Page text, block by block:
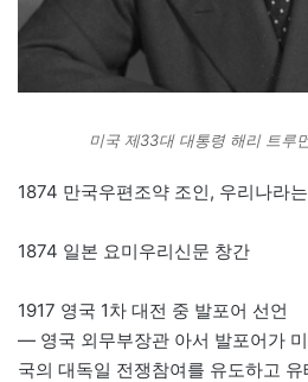
미국 제33대 대통령 해리 트루
1874 만국우편조약 조인, 우리나라
1874 일본 요미우리신문 창간
1917 영국 1차 대전 중 발포어 선언
— 영국 외무부장관 아서 발포어가
국의 대독일 전쟁참여를 유도하고